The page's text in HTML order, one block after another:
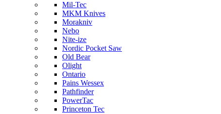
Mil-Tec
MKM Knives
Morakniv
Nebo
Nite-ize
Nordic Pocket Saw
Old Bear
Olight
Ontario
Pains Wessex
Pathfinder
PowerTac
Princeton Tec